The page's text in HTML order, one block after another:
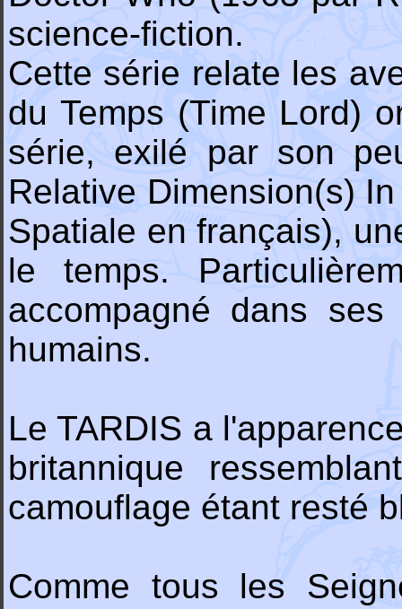
science-fiction.
Cette série relate les
du Temps (Time Lord)
série, exilé par son
Relative Dimension(s)
Spatiale en français),
le temps.
accompagné dans
humains.
Le TARDIS a
britannique
camouflage étant resté
Comme tous les